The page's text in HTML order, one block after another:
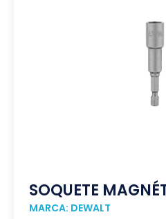
SOQUETE
MARCA: DEWALT